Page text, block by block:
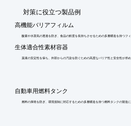
​対策に役立つ製品例
高機能バリアフィルム
酸素や水蒸気の透過を防ぎ、食品の鮮度を長持ちさせるための多層構造を持つフィ
生体適合性素材容器
薬液の安定性を保ち、外部からの汚染を防ぐための高度なバリア性と安全性が求
自動車用燃料タンク
燃料の揮発を防ぎ、環境規制に対応するための多層構造を持つ燃料タンクの製造に